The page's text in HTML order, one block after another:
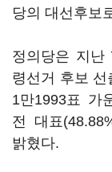
당의 대선후보
정의당은 지난
령선거 후보
1만1993표 가
전 대표
밝혔다.